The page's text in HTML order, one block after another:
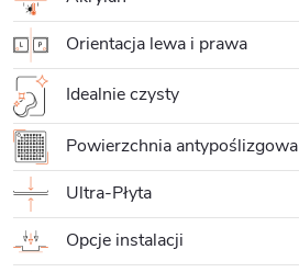
Orientacja lewa i prawa
Idealnie czysty
Powierzchnia antypoślizgowa
Ultra-Płyta
Opcje instalacji